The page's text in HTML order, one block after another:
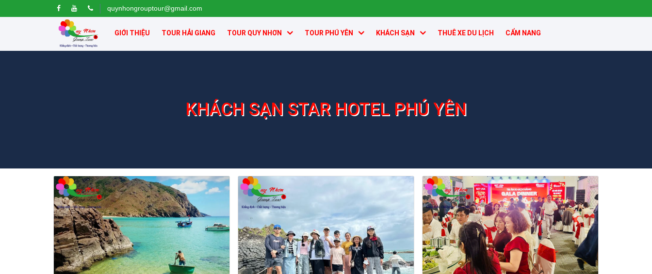
quynhongrouptour@gmail.com
GIỚI THIỆU TOUR HẢI GIANG TOUR QUY NHƠN TOUR PHÚ YÊN KHÁCH SẠN THUÊ XE DU LỊCH CẨM NANG
KHÁCH SẠN STAR HOTEL PHÚ YÊN
Khách sạn Star Hotel Phú Yên Khách sạn Star Hotel Phú Yên